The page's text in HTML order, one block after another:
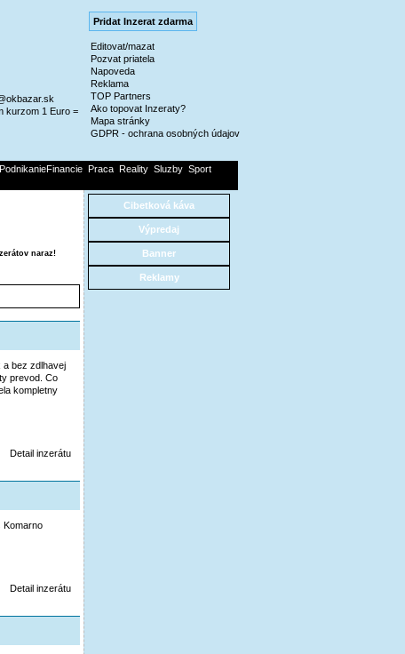
kurzom 1 Euro =
Pridat Inzerat zdarma
Editovat/mazat
Pozvat priatela
Napoveda
Reklama
TOP Partners
Ako topovat Inzeraty?
Mapa stránky
GDPR - ochrana osobných údajov
PodnikanieFinancie Praca Reality Sluzby Sport
naraz!
a bez zdlhavej
prevod. Co
kompletny
Detail inzerátu
Komarno
Detail inzerátu
Cibetková káva
Výpredaj
Banner
Reklamy